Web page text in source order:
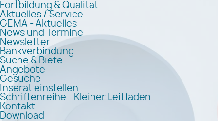
Fortbildung & Qualität
Aktuelles / Service
GEMA - Aktuelles
News und Termine
Newsletter
Bankverbindung
Suche & Biete
Angebote
Gesuche
Inserat einstellen
Schriftenreihe - Kleiner Leitfaden
Kontakt
Download